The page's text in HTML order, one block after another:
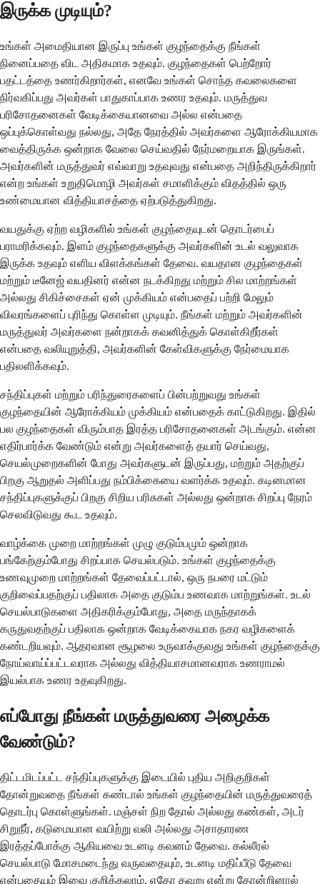
இருக்க முடியும்?
உங்கள் அமைதியான இருப்பு உங்கள் குழந்தைக்கு நீங்கள்
நினைப்பதை விட அதிகமாக உதவும். குழந்தைகள் பெற்றோர்
பதட்டத்தை உணர்கிறார்கள், எனவே உங்கள் சொந்த கவலைகளை
நிர்வகிப்பது அவர்கள் பாதுகாப்பாக உணர உதவும். மருத்துவ
பரிசோதனைகள் வேடிக்கையானவை அல்ல என்பதை
ஒப்புக்கொள்வது நல்லது, அதே நேரத்தில் அவர்களை ஆரோக்கியமாக
வைத்திருக்க ஒன்றாக வேலை செய்வதில் நேர்மறையாக இருங்கள்.
அவர்களின் மருத்துவர் எவ்வாறு உதவுவது என்பதை அறிந்திருக்கிறார்
என்ற உங்கள் உறுதிமொழி அவர்கள் சமாளிக்கும் விதத்தில் ஒரு
உண்மையான வித்தியாசத்தை ஏற்படுத்துகிறது.
வயதுக்கு ஏற்ற வழிகளில் உங்கள் குழந்தையுடன் தொடர்பைப்
பராமரிக்கவும். இளம் குழந்தைகளுக்கு அவர்களின் உடல் வலுவாக
இருக்க உதவும் எளிய விளக்கங்கள் தேவை. வயதான குழந்தைகள்
மற்றும் டீனேஜ் வயதினர் என்ன நடக்கிறது மற்றும் சில மாற்றங்கள்
அல்லது சிகிச்சைகள் ஏன் முக்கியம் என்பதைப் பற்றி மேலும்
விவரங்களைப் புரிந்து கொள்ள முடியும். நீங்கள் மற்றும் அவர்களின்
மருத்துவர் அவர்களை நன்றாகக் கவனித்துக் கொள்கிறீர்கள்
என்பதை வலியுறுத்தி, அவர்களின் கேள்விகளுக்கு நேர்மையாக
பதிலளிக்கவும்.
சந்திப்புகள் மற்றும் பரிந்துரைகளைப் பின்பற்றுவது உங்கள்
குழந்தையின் ஆரோக்கியம் முக்கியம் என்பதைக் காட்டுகிறது. இதில்
பல குழந்தைகள் விரும்பாத இரத்த பரிசோதனைகள் அடங்கும். என்ன
எதிர்பார்க்க வேண்டும் என்று அவர்களைத் தயார் செய்வது,
செயல்முறைகளின் போது அவர்களுடன் இருப்பது, மற்றும் அதற்குப்
பிறகு ஆறுதல் அளிப்பது நம்பிக்கையை வளர்க்க உதவும். கடினமான
சந்திப்புகளுக்குப் பிறகு சிறிய பரிசுகள் அல்லது ஒன்றாக சிறப்பு நேரம்
செலவிடுவது கூட உதவும்.
வாழ்க்கை முறை மாற்றங்கள் முழு குடும்பமும் ஒன்றாக
பங்கேற்கும்போது சிறப்பாக செயல்படும். உங்கள் குழந்தைக்கு
உணவுமுறை மாற்றங்கள் தேவைப்பட்டால், ஒரு நபரை மட்டும்
குறிவைப்பதற்குப் பதிலாக அதை குடும்ப உணவாக மாற்றுங்கள். உடல்
செயல்பாடுகளை அதிகரிக்கும்போது, ​​அதை மருந்தாகக்
கருதுவதற்குப் பதிலாக ஒன்றாக வேடிக்கையாக நகர வழிகளைக்
கண்டறியவும். ஆதரவான சூழலை உருவாக்குவது உங்கள் குழந்தைக்கு
நோய்வாய்ப்பட்டவராக அல்லது வித்தியாசமானவராக உணராமல்
இயல்பாக உணர உதவுகிறது.
எப்போது நீங்கள் மருத்துவரை அழைக்க
வேண்டும்?
திட்டமிடப்பட்ட சந்திப்புகளுக்கு இடையில் புதிய அறிகுறிகள்
தோன்றுவதை நீங்கள் கண்டால் உங்கள் குழந்தையின் மருத்துவரைத்
தொடர்பு கொள்ளுங்கள். மஞ்சள் நிற தோல் அல்லது கண்கள், அடர்
சிறுநீர், கடுமையான வயிற்று வலி அல்லது அசாதாரண
இரத்தப்போக்கு ஆகியவை உடனடி கவனம் தேவை. கல்லீரல்
செயல்பாடு மோசமடைந்து வருவதையும், உடனடி மதிப்பீடு தேவை
என்பதையும் இவை குறிக்கலாம். ஏதோ தவறு என்று தோன்றினால்